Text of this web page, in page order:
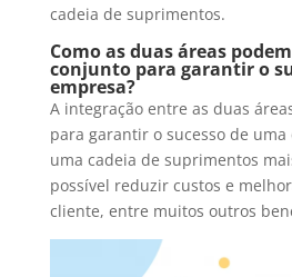
cadeia de suprimentos.
Como as duas áreas
conjunto para garantir o
empresa?
A integração entre as duas
para garantir o sucesso de
uma cadeia de suprimentos
possível reduzir custos e
cliente, entre muitos outros